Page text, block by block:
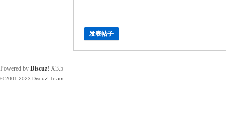
发表帖子
Powered by Discuz! X3.5
© 2001-2023 Discuz! Team